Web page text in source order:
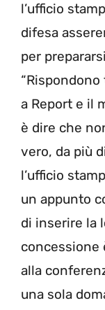
l’ufficio
difesa
per
a Report e il
è dire che
vero, da più
l’ufficio
un appunto
di inserire la
concessione
alla
una sola